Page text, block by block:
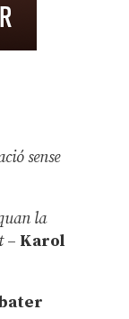
sense
la
– Karol